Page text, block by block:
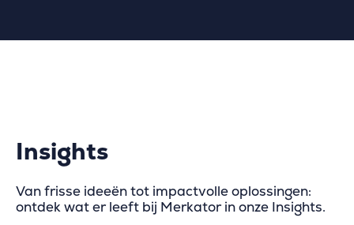
Insights
Van frisse ideeën tot impactvolle oplossingen:
ontdek wat er leeft bij Merkator in onze Insights.